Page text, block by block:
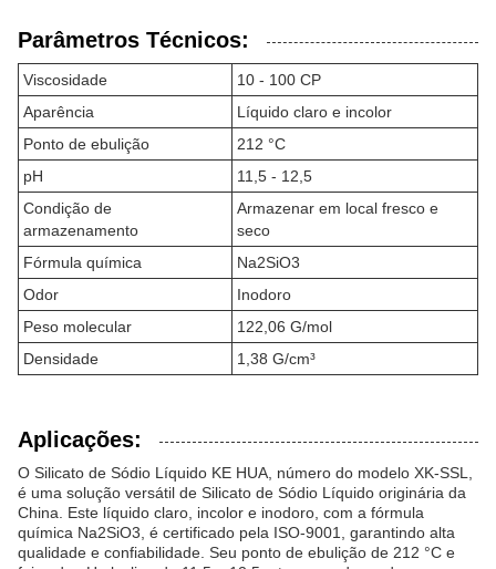
Parâmetros Técnicos:
Viscosidade
10 - 100 CP
Aparência
Líquido claro e incolor
Ponto de ebulição
212 °C
pH
11,5 - 12,5
Condição de
armazenamento
Armazenar em local fresco e
seco
Fórmula química
Na2SiO3
Odor
Inodoro
Peso molecular
122,06 G/mol
Densidade
1,38 G/cm³
Aplicações:
O Silicato de Sódio Líquido KE HUA, número do modelo XK-SSL,
é uma solução versátil de Silicato de Sódio Líquido originária da
China. Este líquido claro, incolor e inodoro, com a fórmula
química Na2SiO3, é certificado pela ISO-9001, garantindo alta
qualidade e confiabilidade. Seu ponto de ebulição de 212 °C e